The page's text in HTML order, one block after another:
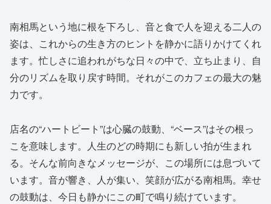
南相馬という地に根を下ろし、音と食で人を迎える二人の
姿は、これからの生き方のヒントを静かに語りかけてくれ
ます。忙しさに追われがちな日々の中で、立ち止まり、自
分のリズムを取り戻す時間。それがこのカフェの最大の魅
力です。
店名の“ハートビート”は心臓の鼓動、“ベース”はその根っ
こを意味します。人生のどの時期にも新しい拍が生まれ
る。そんな前向きなメッセージが、この場所には息づいて
います。音が響き、人が集い、笑顔が広がる南相馬。幸せ
の鼓動は、今日も静かにこの町で鳴り続けています。